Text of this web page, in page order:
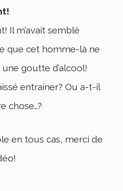
Il m’avait semblé
que cet homme-là ne
goutte d’alcool!
entrainer? Ou a-t-il
chose…?
en tous cas, merci de